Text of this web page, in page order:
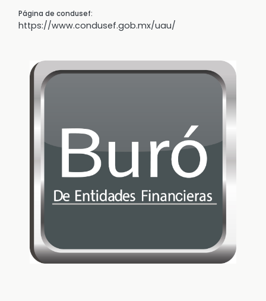
Página de condusef:
https://www.condusef.gob.mx/uau/